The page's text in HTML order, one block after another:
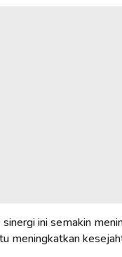
sinergi ini semakin
meningkatkan